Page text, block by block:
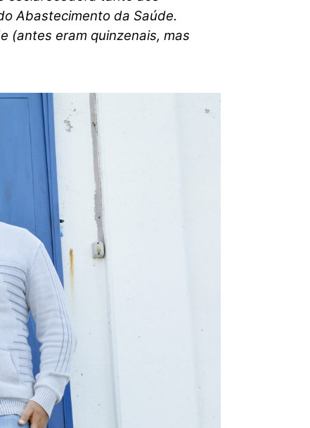
Abastecimento da Saúde.
(antes eram quinzenais, mas